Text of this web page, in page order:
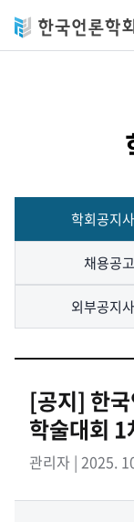
학회공지
채용공고
외부공지
[공지] 한
학술대회 1
관리자 | 2025.